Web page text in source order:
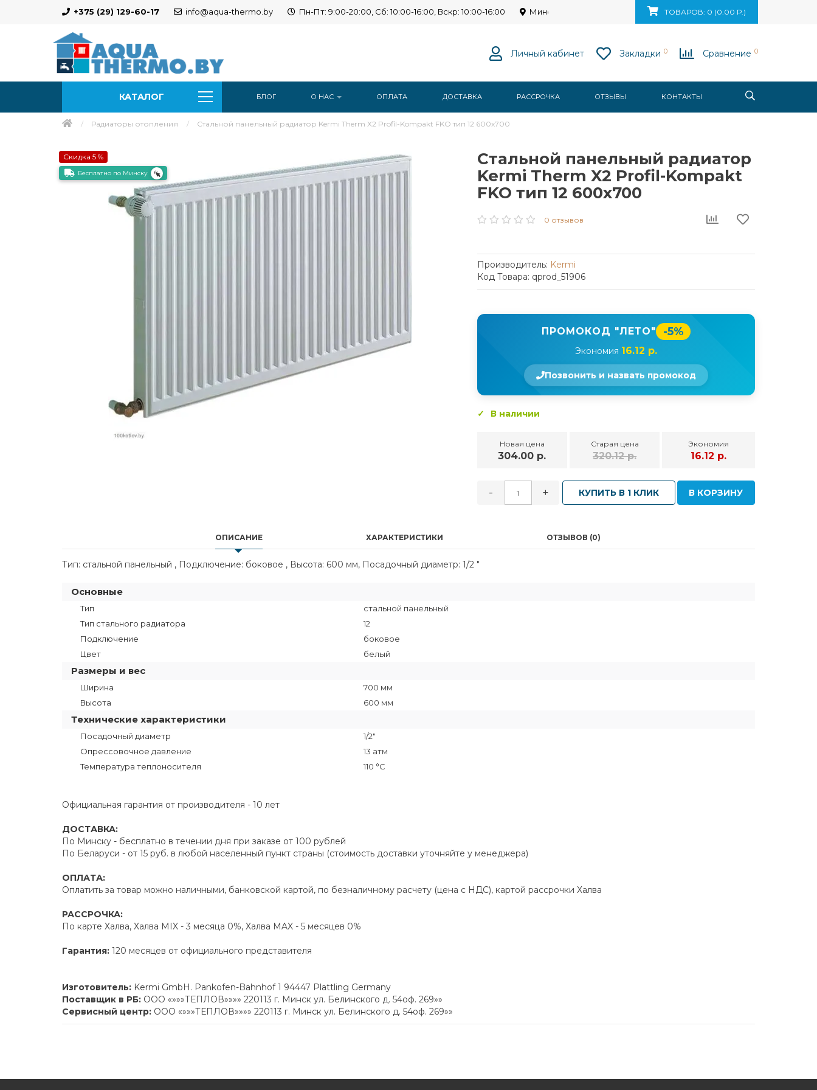
+375 (29) 129-60-17 info@aqua-thermo.by Пн-Пт: 9:00-20:00, Сб: 10:00-16:00, Вскр: 10:00-16:00 Минск, ул. Ваупшасова, д. 10, пом. 131ТОВАРОВ: 0 (0.00 Р.)
Личный кабинет Закладки 0 Сравнение 0
КАТАЛОГ БЛОГ О НАС ОПЛАТА ДОСТАВКА РАССРОЧКА ОТЗЫВЫ КОНТАКТЫ
Радиаторы отопления Стальной панельный радиатор Kermi Therm X2 Profil-Kompakt FKO тип 12 600x700
Скидка 5 %
Бесплатно по Минску
Стальной панельный радиатор
Kermi Therm X2 Profil-Kompakt
FKO тип 12 600x700
0 отзывов
Производитель: Kermi
Код Товара: qprod_51906
ПРОМОКОД "ЛЕТО" -5%
Экономия 16.12 р.
Позвонить и назвать промокод
В наличии
Новая цена
304.00 р.
Старая цена
320.12 р.
Экономия
16.12 р.
- + КУПИТЬ В 1 КЛИК В КОРЗИНУ
ОПИСАНИЕ ХАРАКТЕРИСТИКИ ОТЗЫВОВ (0)
Тип: стальной панельный , Подключение: боковое , Высота: 600 мм, Посадочный диаметр: 1/2 "
Основные
Тип
стальной панельный
Тип стального радиатора
12
Подключение
боковое
Цвет
белый
Размеры и вес
Ширина
700 мм
Высота
600 мм
Технические характеристики
Посадочный диаметр
1/2"
Опрессовочное давление
13 атм
Температура теплоносителя
110 °C
Официальная гарантия от производителя - 10 лет
ДОСТАВКА:
По Минску - бесплатно в течении дня при заказе от 100 рублей
По Беларуси - от 15 руб. в любой населенный пункт страны (стоимость доставки уточняйте у менеджера)
ОПЛАТА:
Оплатить за товар можно наличными, банковской картой, по безналичному расчету (цена с НДС), картой рассрочки Халва
РАССРОЧКА:
По карте Халва, Халва MIX - 3 месяца 0%, Халва MAX - 5 месяцев 0%
Гарантия: 120 месяцев от официального представителя
Изготовитель: Kermi GmbH. Pankofen-Bahnhof 1 94447 Plattling Germany
Поставщик в РБ: ООО «»»»ТЕПЛОВ»»»» 220113 г. Минск ул. Белинского д. 54оф. 269»»
Сервисный центр: ООО «»»»ТЕПЛОВ»»»» 220113 г. Минск ул. Белинского д. 54оф. 269»»